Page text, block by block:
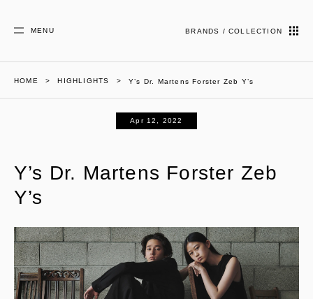
MENU BRANDS / COLLECTION
HOME HIGHLIGHTS Y’s Dr. Martens Forster Zeb Y’s
Apr 12, 2022
Y’s Dr. Martens Forster Zeb
Y’s